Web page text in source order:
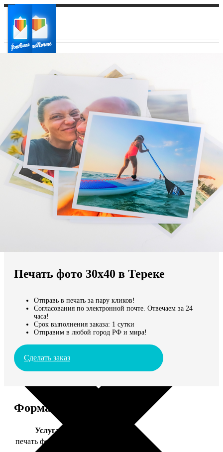
Ваш регион доставки
Выберите из списка:
Мы доставляем по всему миру
Продолжить без города
Печать фото 30х40 в Тереке
Отправь в печать за пару кликов!
Согласования по электронной почте. Отвечаем за 24
часа!
Срок выполнения заказа: 1 сутки
Отправим в любой город РФ и мира!
Сделать заказ
Форматы и цены
Услуга
печать фото 30х40